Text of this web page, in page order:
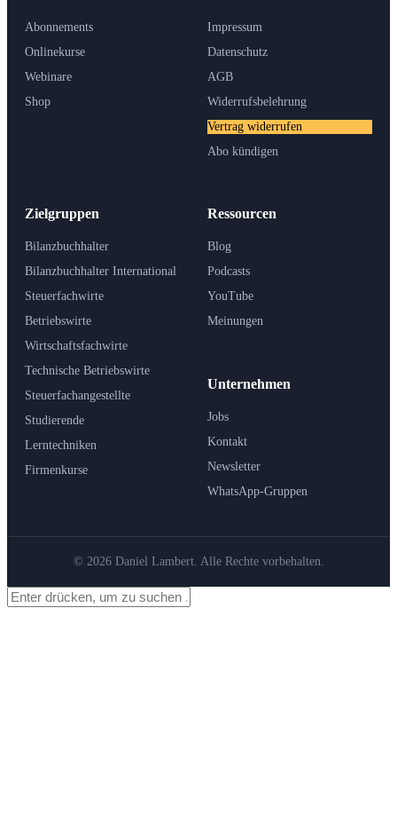
Abonnements
Onlinekurse
Webinare
Shop
Zielgruppen
Bilanzbuchhalter
Bilanzbuchhalter International
Steuerfachwirte
Betriebswirte
Wirtschaftsfachwirte
Technische Betriebswirte
Steuerfachangestellte
Studierende
Lerntechniken
Firmenkurse
Ressourcen
Blog
Podcasts
YouTube
Meinungen
Unternehmen
Jobs
Kontakt
Newsletter
WhatsApp-Gruppen
Impressum
Datenschutz
AGB
Widerrufsbelehrung
Vertrag widerrufen
Abo kündigen
© 2026 Daniel Lambert. Alle Rechte vorbehalten.